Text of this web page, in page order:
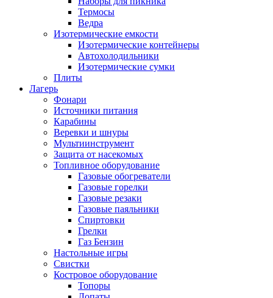
Термосы
Ведра
Изотермические емкости
Изотермические контейнеры
Автохолодильники
Изотермические сумки
Плиты
Лагерь
Фонари
Источники питания
Карабины
Веревки и шнуры
Мультиинструмент
Защита от насекомых
Топливное оборудование
Газовые обогреватели
Газовые горелки
Газовые резаки
Газовые паяльники
Спиртовки
Грелки
Газ Бензин
Настольные игры
Свистки
Костровое оборудование
Топоры